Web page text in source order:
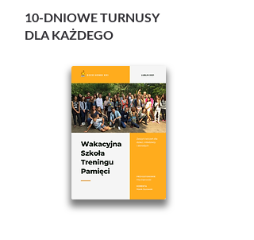
10-DNIOWE TURNUSY
DLA KAŻDEGO